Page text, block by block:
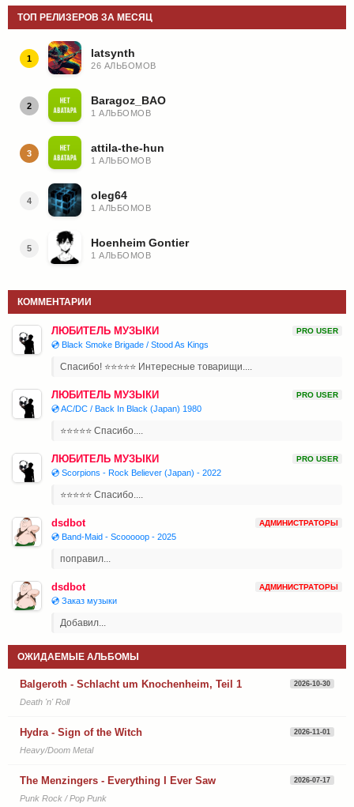
ТОП РЕЛИЗЕРОВ ЗА МЕСЯЦ
1 latsynth
26 АЛЬБОМОВ
2 Baragoz_BAO
1 АЛЬБОМОВ
3 attila-the-hun
1 АЛЬБОМОВ
4 oleg64
1 АЛЬБОМОВ
5 Hoenheim Gontier
1 АЛЬБОМОВ
КОММЕНТАРИИ
ЛЮБИТЕЛЬ МУЗЫКИ PRO USER
💿 Black Smoke Brigade / Stood As Kings
Спасибо! ⭐⭐⭐⭐⭐ Интересные товарищи....
ЛЮБИТЕЛЬ МУЗЫКИ PRO USER
💿 AC/DC / Back In Black (Japan) 1980
⭐⭐⭐⭐⭐ Спасибо....
ЛЮБИТЕЛЬ МУЗЫКИ PRO USER
💿 Scorpions - Rock Believer (Japan) - 2022
⭐⭐⭐⭐⭐ Спасибо....
dsdbot АДМИНИСТРАТОРЫ
💿 Band-Maid - Scooooop - 2025
поправил...
dsdbot АДМИНИСТРАТОРЫ
💿 Заказ музыки
Добавил...
ОЖИДАЕМЫЕ АЛЬБОМЫ
Balgeroth - Schlacht um Knochenheim, Teil 1 2026-10-30
Death 'n' Roll
Hydra - Sign of the Witch 2026-11-01
Heavy/Doom Metal
The Menzingers - Everything I Ever Saw 2026-07-17
Punk Rock / Pop Punk